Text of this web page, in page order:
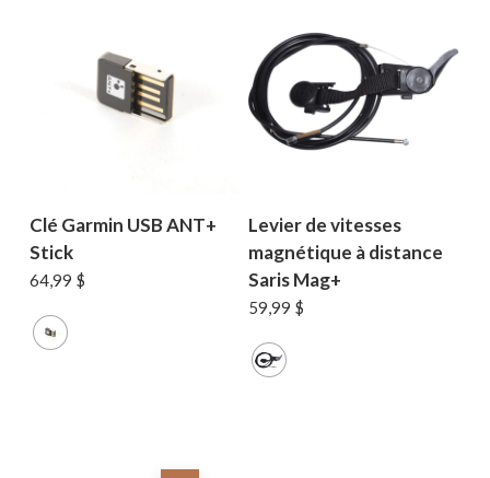
Clé Garmin USB ANT+
Stick
64,99 $
Levier de vitesses
magnétique à distance
Saris Mag+
59,99 $